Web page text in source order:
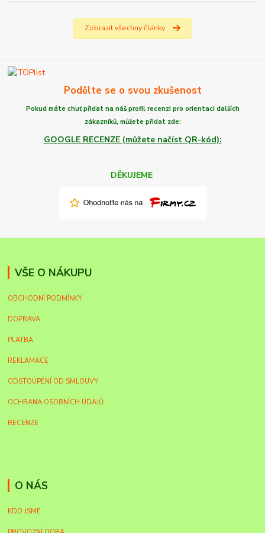
Zobrazit všechny články
Podělte se o svou zkušenost
Pokud máte chuťpřidat na náš profil recenzi pro orientaci dalších
zákazníků, můžete přidat zde:
GOOGLE RECENZE (můžete načíst QR-kód):
DĚKUJEME
VŠE O NÁKUPU
OBCHODNÍ PODMÍNKY
DOPRAVA
PLATBA
REKLAMACE
ODSTOUPENÍ OD SMLOUVY
OCHRANA OSOBNÍCH ÚDAJŮ
RECENZE
O NÁS
KDO JSME